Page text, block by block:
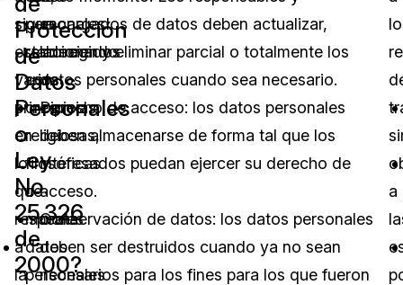
personales
relacionados
con
creencias
religiosas,
filosóficas
o
morales
datos
personales
Protección
de
Datos
Personales
o
Ley
No.
25.326
de
2000?
sigue
estableciendo
varios
principios
en
lo
que
respecta
a
la
encargados de datos deben actualizar,
corregir y eliminar parcial o totalmente los
datos personales cuando sea necesario.
Derecho de acceso: los datos personales
deben almacenarse de forma tal que los
interesados puedan ejercer su derecho de
acceso.
Conservación de datos: los datos personales
deben ser destruidos cuando ya no sean
necesarios para los fines para los que fueron
a